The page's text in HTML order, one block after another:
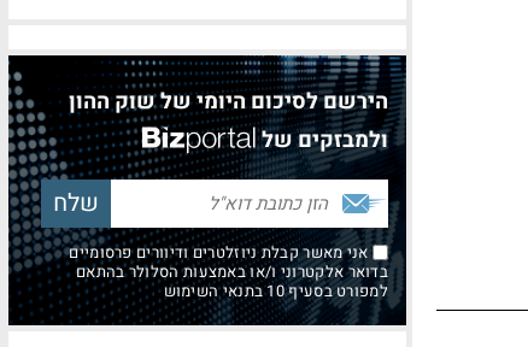
הירשם לסיכום היומי של שוק ההון
ולמבזקים של
אני מאשר קבלת ניוזלטרים ודיוורים פרסומיים
בדואר אלקטרוני ו/או באמצעות הסלולר בהתאם
למפורט בסעיף 10 בתנאי השימוש